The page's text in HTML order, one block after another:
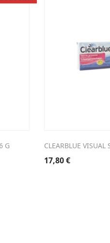
G CLEARBLUE VISUAL
17,80€